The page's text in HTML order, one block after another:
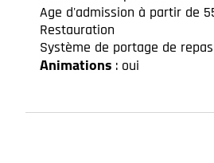
Age d'admission à partir de
Restauration
Système de portage de repas
Animations : oui